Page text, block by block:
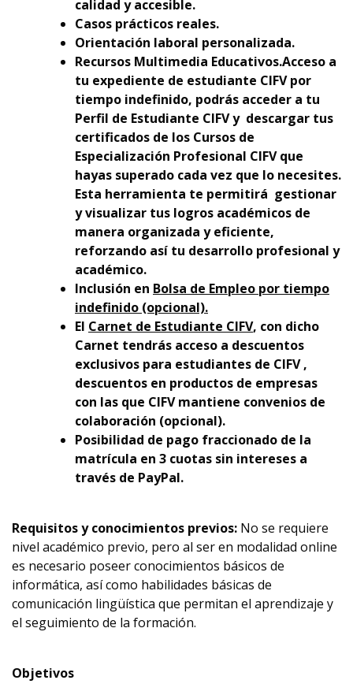
calidad y accesible.
Casos prácticos reales.
Orientación laboral personalizada.
Recursos Multimedia Educativos.Acceso a
tu expediente de estudiante CIFV por
tiempo indefinido, podrás acceder a tu
Perfil de Estudiante CIFV y descargar tus
certificados de los Cursos de
Especialización Profesional CIFV que
hayas superado cada vez que lo necesites.
Esta herramienta te permitirá gestionar
y visualizar tus logros académicos de
manera organizada y eficiente,
reforzando así tu desarrollo profesional y
académico.
Inclusión en Bolsa de Empleo por tiempo
indefinido (opcional).
El Carnet de Estudiante CIFV, con dicho
Carnet tendrás acceso a descuentos
exclusivos para estudiantes de CIFV ,
descuentos en productos de empresas
con las que CIFV mantiene convenios de
colaboración (opcional).
Posibilidad de pago fraccionado de la
matrícula en 3 cuotas sin intereses a
través de PayPal.
Requisitos y conocimientos previos: No se requiere
nivel académico previo, pero al ser en modalidad online
es necesario poseer conocimientos básicos de
informática, así como habilidades básicas de
comunicación lingüística que permitan el aprendizaje y
el seguimiento de la formación.
Objetivos